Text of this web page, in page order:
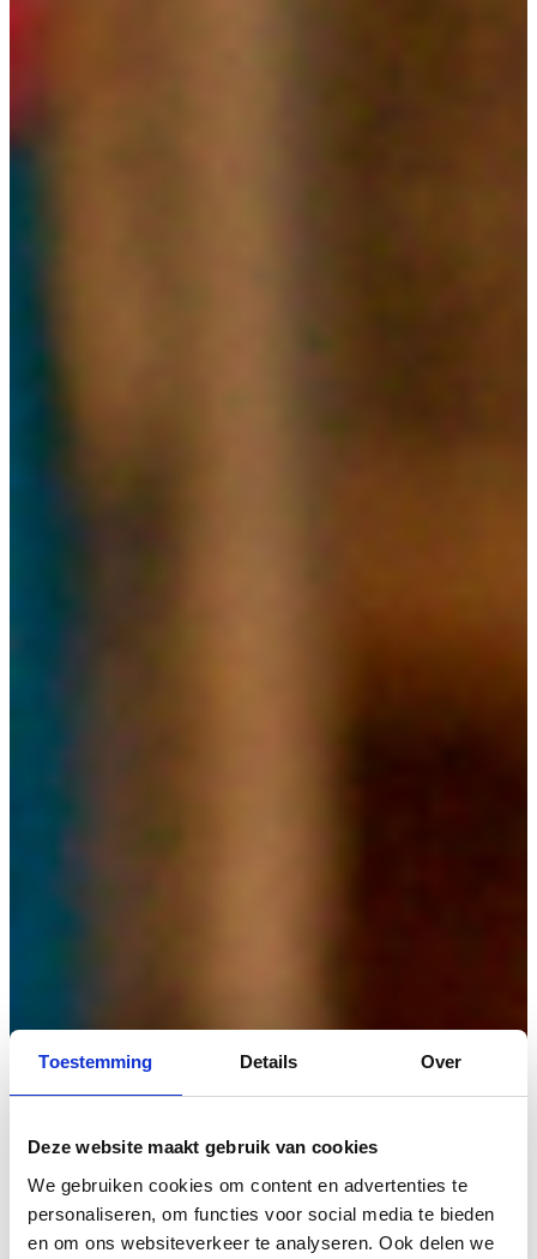
Toestemming Details Over
Deze website maakt gebruik van cookies
We gebruiken cookies om content en advertenties te
personaliseren, om functies voor social media te bieden
en om ons websiteverkeer te analyseren. Ook delen we